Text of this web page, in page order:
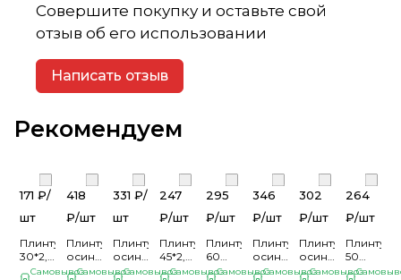
Совершите покупку и оставьте свой
отзыв об его использовании
Написать отзыв
Рекомендуем
171 ₽/
шт
Плинтус
30*2,5м
фигурный
Самовывоз
418
₽/шт
Плинтус
осина
сорт
Самовывоз
331 ₽/
шт
Плинтус
осина
сорт
Самовывоз
247
₽/шт
Плинтус
45*2,5м
универсальный
Самовывоз
295
₽/шт
Плинтус
60
волна
Самовывоз
346
₽/шт
Плинтус
осина
сорт
Самовывоз
302
₽/шт
Плинтус
осина
сорт
Самовывоз
264
₽/шт
Плинтус
50